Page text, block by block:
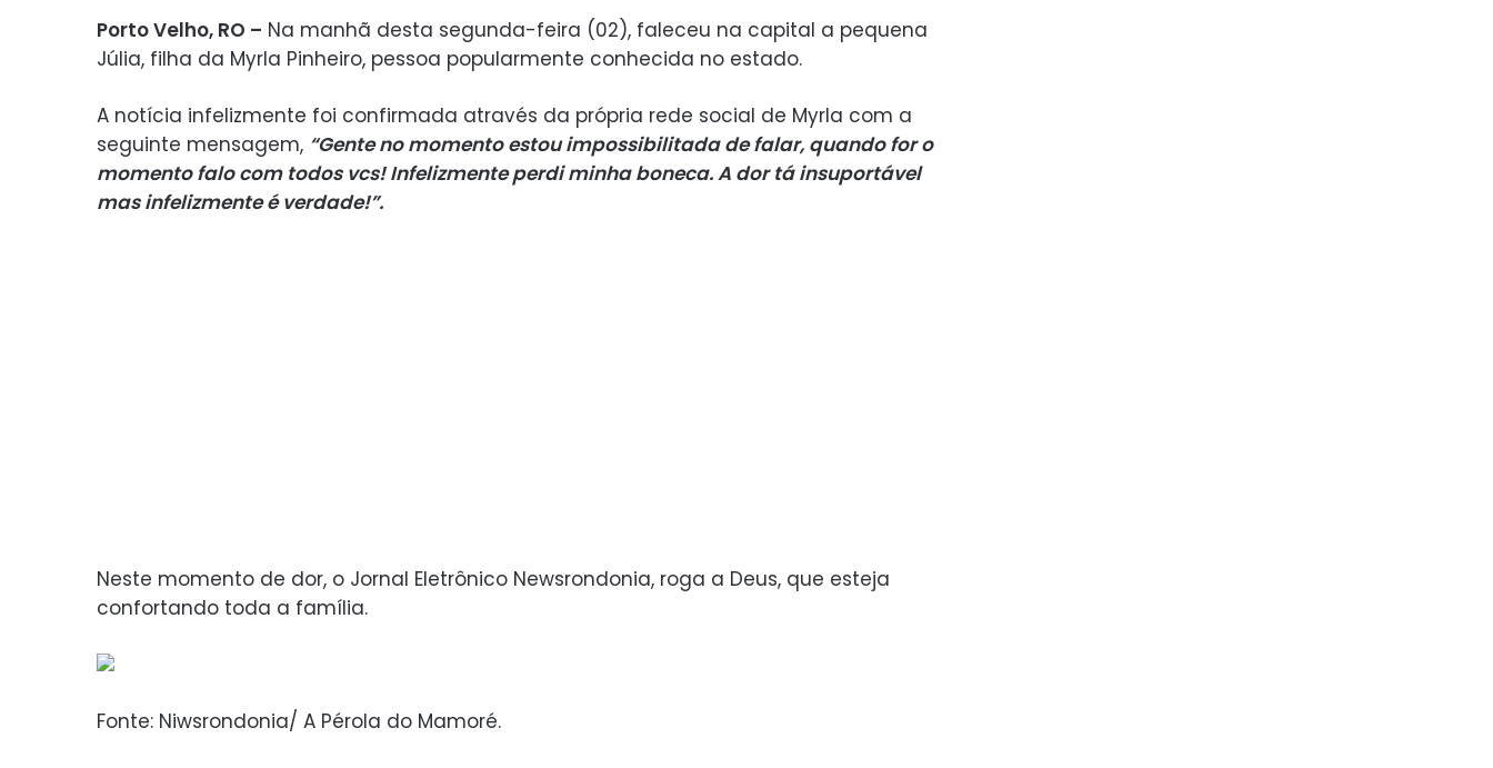
Porto Velho, RO – Na manhã desta segunda-feira (02), faleceu na capital a pequena
Júlia, filha da Myrla Pinheiro, pessoa popularmente conhecida no estado.
A notícia infelizmente foi confirmada através da própria rede social de Myrla com a
seguinte mensagem, “Gente no momento estou impossibilitada de falar, quando for o
momento falo com todos vcs! Infelizmente perdi minha boneca. A dor tá insuportável
mas infelizmente é verdade!”.
Neste momento de dor, o Jornal Eletrônico Newsrondonia, roga a Deus, que esteja
confortando toda a família.
Fonte: Niwsrondonia/ A Pérola do Mamoré.